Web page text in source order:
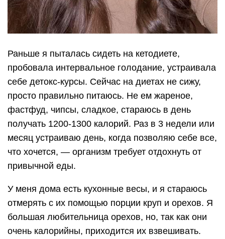
Раньше я пыталась сидеть на кетодиете,
пробовала интервальное голодание, устраивала
себе детокс-курсы. Сейчас на диетах не сижу,
просто правильно питаюсь. Не ем жареное,
фастфуд, чипсы, сладкое, стараюсь в день
получать 1200-1300 калорий. Раз в 3 недели или
месяц устраиваю день, когда позволяю себе все,
что хочется, — организм требует отдохнуть от
привычной еды.
У меня дома есть кухонные весы, и я стараюсь
отмерять с их помощью порции круп и орехов. Я
большая любительница орехов, но, так как они
очень калорийны, приходится их взвешивать.